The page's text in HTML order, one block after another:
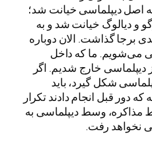
اصل دیپلماسی خیانت شد؛
و دیالوگ خیانت شد و به
برجا گذاشت. الان دوباره
می‌شویم. ما که داخل
دیپلماسی خارج شدیم. اگر
شکل گیرد، باید
دور قبل انجام دادند تکرار
مذاکره، وسط دیپلماسی به
نخواهد رفت.